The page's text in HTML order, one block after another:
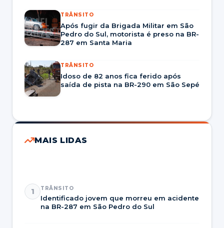
TRÂNSITO
Após fugir da Brigada Militar em São
Pedro do Sul, motorista é preso na BR-
287 em Santa Maria
TRÂNSITO
Idoso de 82 anos fica ferido após
saída de pista na BR-290 em São Sepé
MAIS LIDAS
1 TRÂNSITO
Identificado jovem que morreu em acidente
na BR-287 em São Pedro do Sul